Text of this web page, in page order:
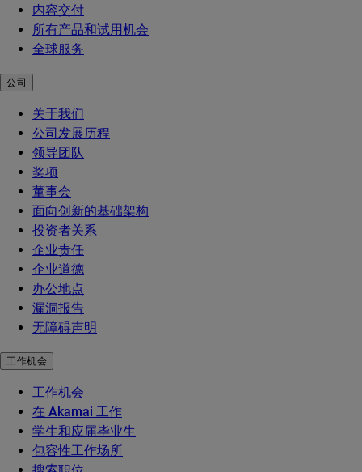
内容交付
所有产品和试用机会
全球服务
公司
关于我们
公司发展历程
领导团队
奖项
董事会
面向创新的基础架构
投资者关系
企业责任
企业道德
办公地点
漏洞报告
无障碍声明
工作机会
工作机会
在 Akamai 工作
学生和应届毕业生
包容性工作场所